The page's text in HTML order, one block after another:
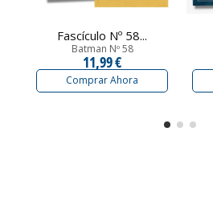
Fascículo Nº 58...
Batman Nº 58
11,99 €
Comprar Ahora